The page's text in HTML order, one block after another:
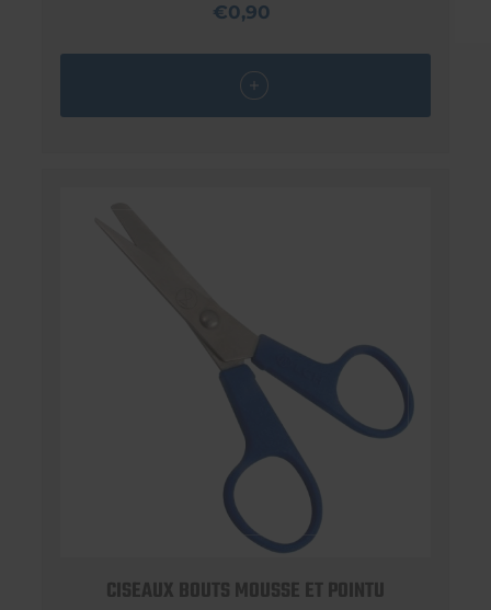
€0,90
CISEAUX BOUTS MOUSSE ET POINTU